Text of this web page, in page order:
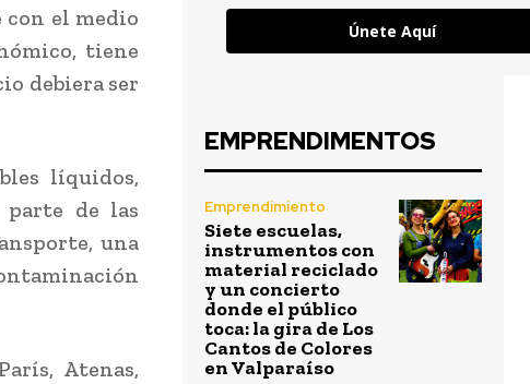
con el medio
tiene
debiera ser
líquidos,
parte de las
una
Atenas,
Únete Aquí
EMPRENDIMENTOS
Emprendimiento
Siete escuelas,
instrumentos con
material reciclado
y un concierto
donde el público
toca: la gira de Los
Cantos de Colores
en Valparaíso